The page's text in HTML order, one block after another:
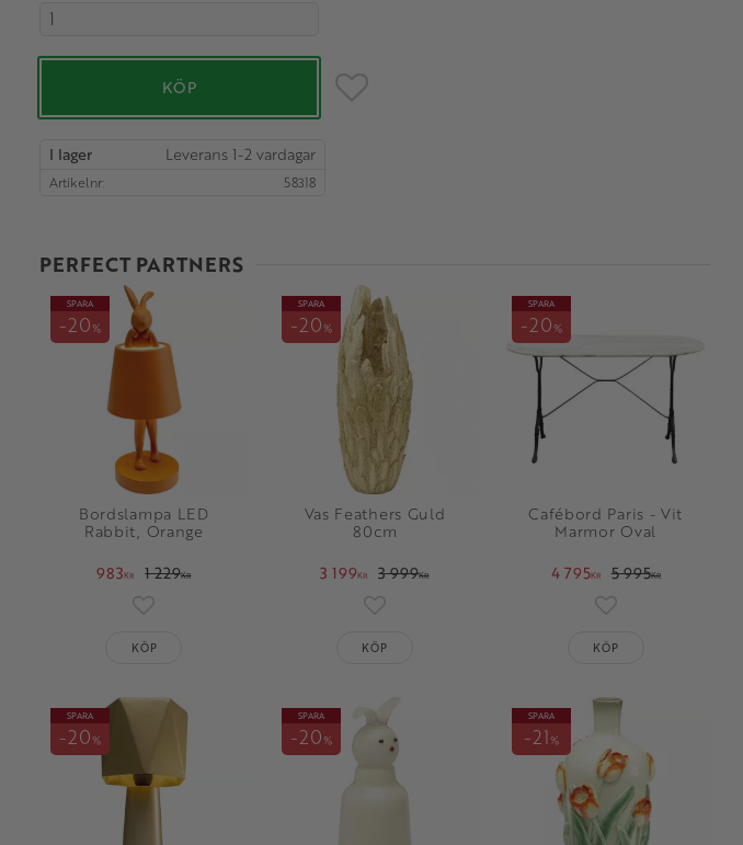
KÖP Lägg till i favoriter
I lager
Artikelnr 58318
PERFECT PARTNERS
Bordslampa LED
Rabbit, Orange
983KR 1 229KR
SPARA
20%
Lägg till i favoriter
KÖP
Vas Feathers Guld
80cm
3 199KR 3 999KR
SPARA
20%
Lägg till i favoriter
KÖP
Cafébord Paris - Vit
Marmor Oval
4 795KR 5 995KR
SPARA
20%
Lägg till i
KÖP
SPARA
20%
SPARA
20%
SPARA
21%